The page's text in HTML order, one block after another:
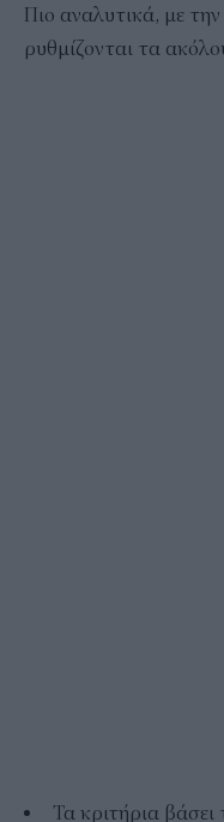
Πιο αναλυτικά, με
ρυθμίζονται τα
Τα κριτήρια